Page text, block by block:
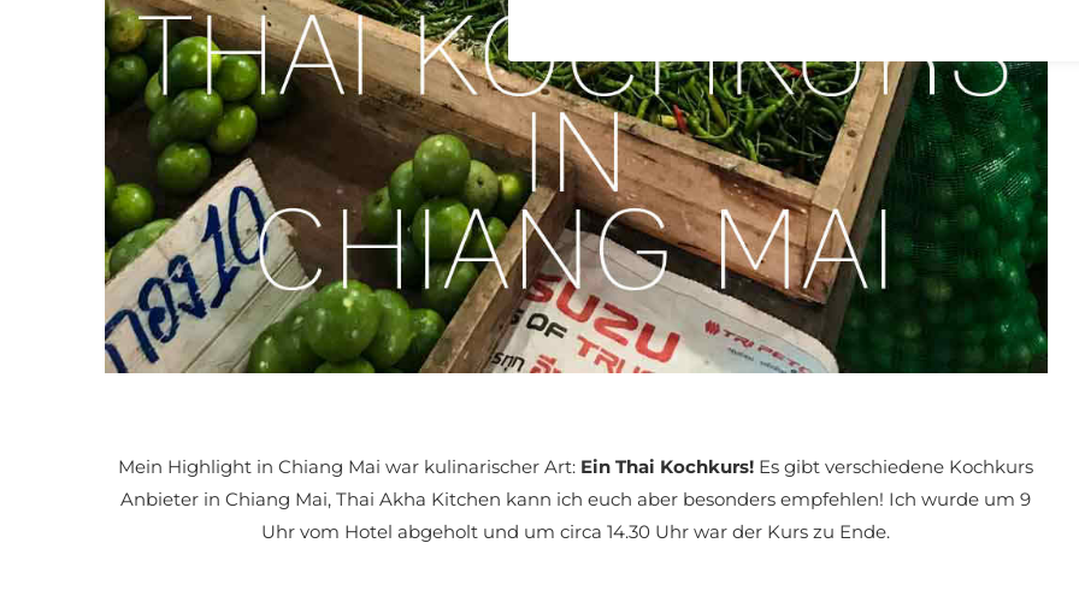
Mein Highlight in Chiang Mai war kulinarischer Art: Ein Thai Kochkurs! Es gibt verschiedene Kochkurs
Anbieter in Chiang Mai, Thai Akha Kitchen kann ich euch aber besonders empfehlen! Ich wurde um 9
Uhr vom Hotel abgeholt und um circa 14.30 Uhr war der Kurs zu Ende.